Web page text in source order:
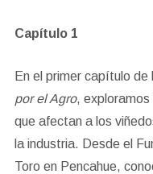
Capítulo 1
En el primer capítulo
por el Agro,
que afectan a los
la industria. Desde el
Toro en Pencahue,